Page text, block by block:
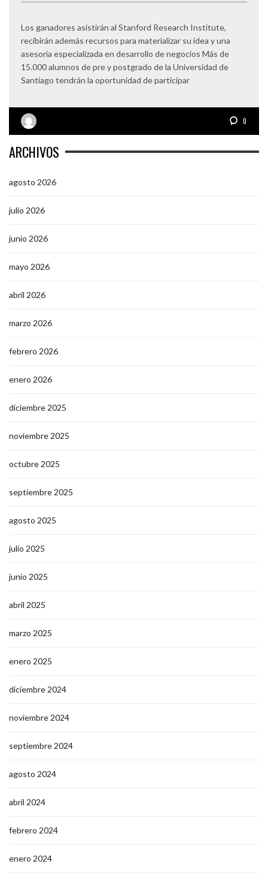
Los ganadores asistirán al Stanford Research Institute,
recibirán además recursos para materializar su idea y una
asesoría especializada en desarrollo de negocios Más de
15.000 alumnos de pre y postgrado de la Universidad de
Santiago tendrán la oportunidad de participar
0
ARCHIVOS
agosto 2026
julio 2026
junio 2026
mayo 2026
abril 2026
marzo 2026
febrero 2026
enero 2026
diciembre 2025
noviembre 2025
octubre 2025
septiembre 2025
agosto 2025
julio 2025
junio 2025
abril 2025
marzo 2025
enero 2025
diciembre 2024
noviembre 2024
septiembre 2024
agosto 2024
abril 2024
febrero 2024
enero 2024